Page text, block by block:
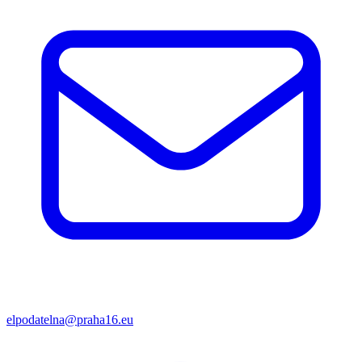
elpodatelna@praha16.eu